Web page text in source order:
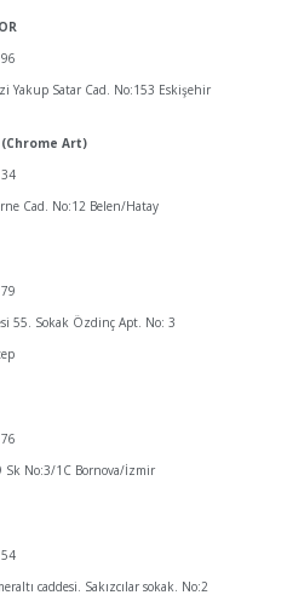
Yakup Satar Cad. No:153 Eskişehir
(Chrome Art)
Cad. No:12 Belen/Hatay
55. Sokak Özdinç Apt. No: 3
Sk No:3/1C Bornova/İzmir
caddesi. Sakızcılar sokak. No:2